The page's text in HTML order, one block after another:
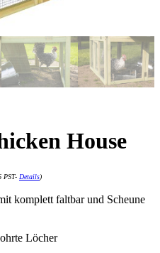
House
PST- Details)
komplett faltbar und Scheune
Löcher